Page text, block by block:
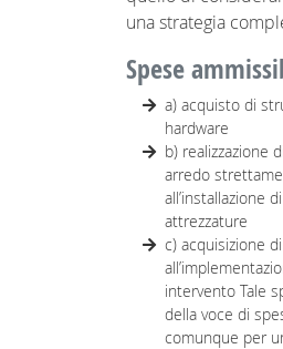
una strategia
Spese
a) acquisto di
hardware
b) realizzazione
arredo
all’installazione
attrezzature
c) acquisizione
intervento Tale
della voce di
comunque per